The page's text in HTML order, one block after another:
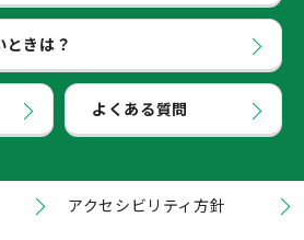
ときは？
よくある質問
アクセシビリティ方針